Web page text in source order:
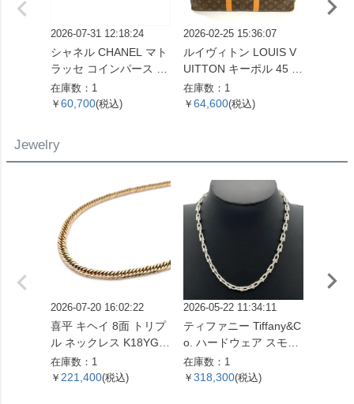
2026-07-31 12:18:24
シャネル CHANEL マト
ラッセ コインパース コ
インケース キャビアス
キン ブラック ゴールド
在庫数：1
￥ 60,700(税込)
2026-02-25 15:36:07
ルイヴィトン LOUIS V
UITTON キーポル 45 ボ
ストンバッグ モノグラ
ム キャンバス M41428
在庫数：1
￥ 64,600(税込)
Jewelry
2026-07-20 16:02:22
喜平 キヘイ 8面 トリプ
ル ネックレス K18YG 1
0.4g【中古】
在庫数：1
￥ 221,400(税込)
2026-05-22 11:34:11
ティファニー Tiffany&C
o. ハードウェア スモー
ルリンク ネックレス 60
153093 SV925 42.4g シ
在庫数：1
￥ 318,300(税込)